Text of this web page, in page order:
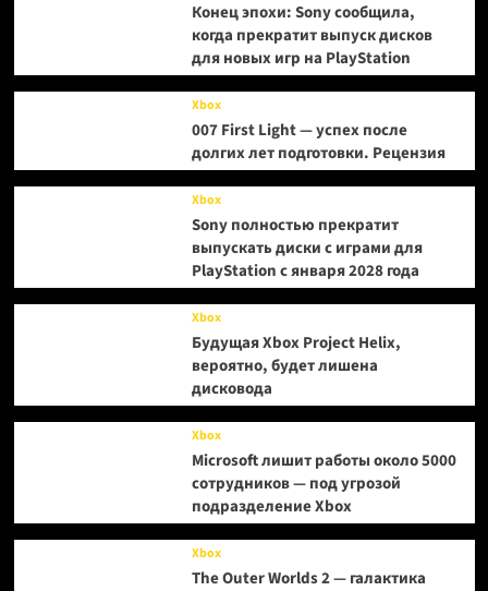
Конец эпохи: Sony сообщила,
когда прекратит выпуск дисков
для новых игр на PlayStation
Xbox
007 First Light — успех после
долгих лет подготовки. Рецензия
Xbox
Sony полностью прекратит
выпускать диски с играми для
PlayStation с января 2028 года
Xbox
Будущая Xbox Project Helix,
вероятно, будет лишена
дисковода
Xbox
Microsoft лишит работы около 5000
сотрудников — под угрозой
подразделение Xbox
Xbox
The Outer Worlds 2 — галактика